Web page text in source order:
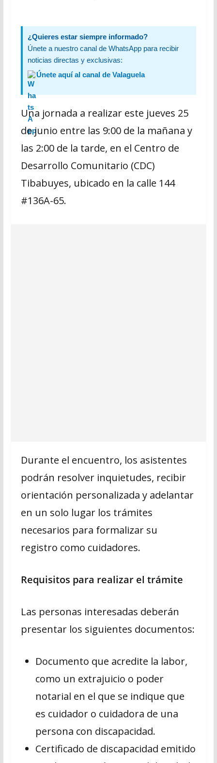
¿Quieres estar siempre informado?
Únete a nuestro canal de WhatsApp para recibir
noticias directas y exclusivas:
Únete aquí al canal de Valaguela
Una jornada a realizar este jueves 25
de junio entre las 9:00 de la mañana y
las 2:00 de la tarde, en el Centro de
Desarrollo Comunitario (CDC)
Tibabuyes, ubicado en la calle 144
#136A-65.
Durante el encuentro, los asistentes
podrán resolver inquietudes, recibir
orientación personalizada y adelantar
en un solo lugar los trámites
necesarios para formalizar su
registro como cuidadores.
Requisitos para realizar el trámite
Las personas interesadas deberán
presentar los siguientes documentos:
Documento que acredite la labor,
como un extrajuicio o poder
notarial en el que se indique que
es cuidador o cuidadora de una
persona con discapacidad.
Certificado de discapacidad emitido